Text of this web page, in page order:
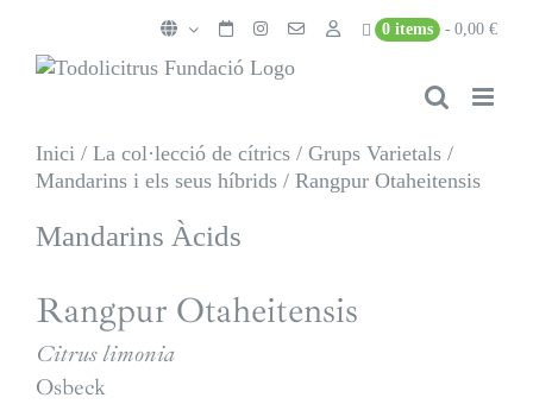
content
0 items 0,00 €
Inici / La col·lecció de cítrics / Grups Varietals /
Mandarins i els seus híbrids / Rangpur Otaheitensis
Mandarins Àcids
Rangpur Otaheitensis
Citrus limonia
Osbeck